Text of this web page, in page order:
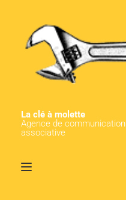
La clé à molette
Agence de communication
associative